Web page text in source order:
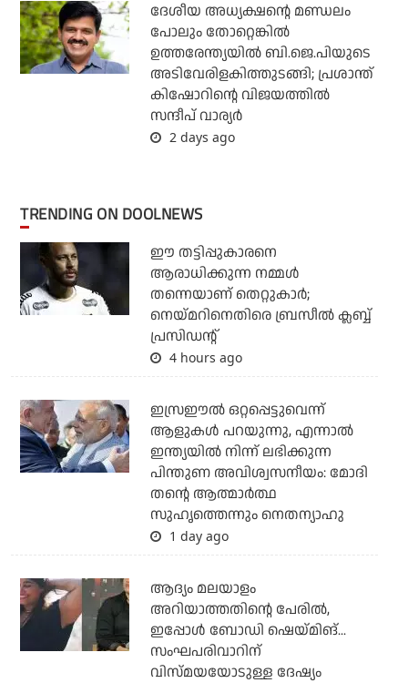
ദേശീയ അധ്യക്ഷന്റെ മണ്ഡലം
പോലും തോറ്റെങ്കില്‍
ഉത്തരേന്ത്യയില്‍ ബി.ജെ.പിയുടെ
അടിവേരിളകിത്തുടങ്ങി; പ്രശാന്ത്
കിഷോറിന്റെ വിജയത്തില്‍
സന്ദീപ് വാര്യര്‍
2 days ago
TRENDING ON DOOLNEWS
ഈ തട്ടിപ്പുകാരനെ
ആരാധിക്കുന്ന നമ്മള്‍
തന്നെയാണ് തെറ്റുകാര്‍;
നെയ്മറിനെതിരെ ബ്രസീല്‍ ക്ലബ്ബ്
പ്രസിഡന്റ്
4 hours ago
ഇസ്രഈല്‍ ഒറ്റപ്പെട്ടുവെന്ന്
ആളുകള്‍ പറയുന്നു, എന്നാല്‍
ഇന്ത്യയില്‍ നിന്ന് ലഭിക്കുന്ന
പിന്തുണ അവിശ്വസനീയം: മോദി
തന്റെ ആത്മാര്‍ത്ഥ
സുഹൃത്തെന്നും നെതന്യാഹു
1 day ago
ആദ്യം മലയാളം
അറിയാത്തതിന്റെ പേരില്‍,
ഇപ്പോള്‍ ബോഡി ഷെയ്മിങ്...
സംഘപരിവാറിന്
വിസ്മയയോടുള്ള ദേഷ്യം